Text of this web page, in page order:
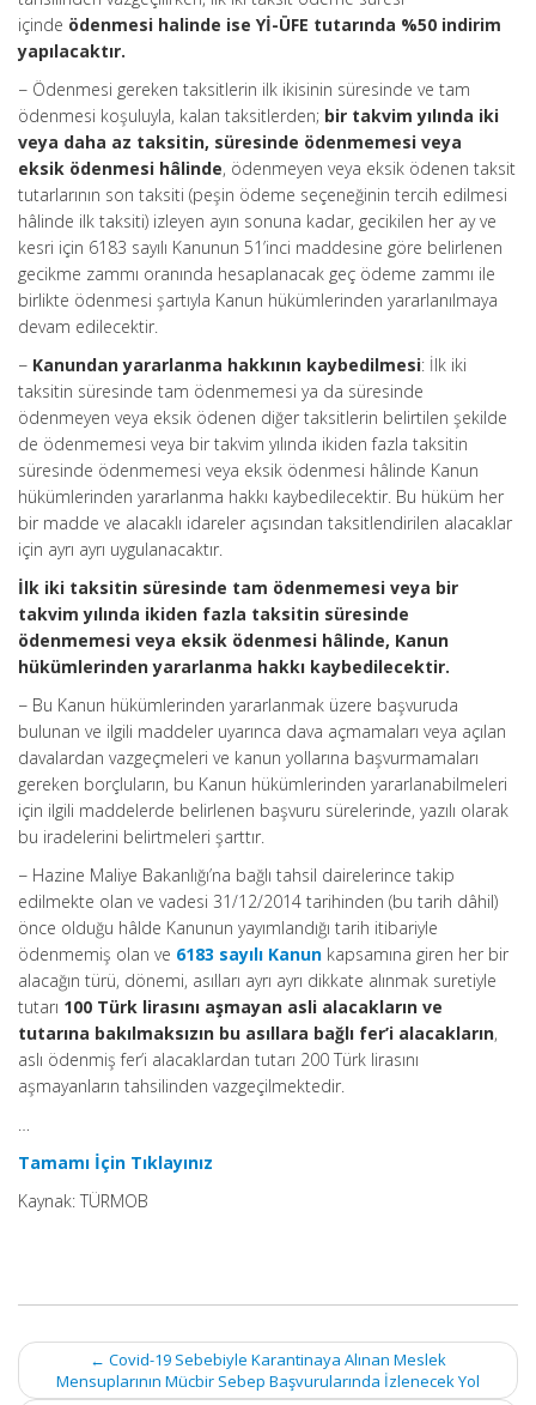
içinde ödenmesi halinde ise Yİ-ÜFE tutarında %50 indirim
yapılacaktır.
− Ödenmesi gereken taksitlerin ilk ikisinin süresinde ve tam
ödenmesi koşuluyla, kalan taksitlerden; bir takvim yılında iki
veya daha az taksitin, süresinde ödenmemesi veya
eksik ödenmesi hâlinde, ödenmeyen veya eksik ödenen taksit
tutarlarının son taksiti (peşin ödeme seçeneğinin tercih edilmesi
hâlinde ilk taksiti) izleyen ayın sonuna kadar, gecikilen her ay ve
kesri için 6183 sayılı Kanunun 51’inci maddesine göre belirlenen
gecikme zammı oranında hesaplanacak geç ödeme zammı ile
birlikte ödenmesi şartıyla Kanun hükümlerinden yararlanılmaya
devam edilecektir.
− Kanundan yararlanma hakkının kaybedilmesi: İlk iki
taksitin süresinde tam ödenmemesi ya da süresinde
ödenmeyen veya eksik ödenen diğer taksitlerin belirtilen şekilde
de ödenmemesi veya bir takvim yılında ikiden fazla taksitin
süresinde ödenmemesi veya eksik ödenmesi hâlinde Kanun
hükümlerinden yararlanma hakkı kaybedilecektir. Bu hüküm her
bir madde ve alacaklı idareler açısından taksitlendirilen alacaklar
için ayrı ayrı uygulanacaktır.
İlk iki taksitin süresinde tam ödenmemesi veya bir
takvim yılında ikiden fazla taksitin süresinde
ödenmemesi veya eksik ödenmesi hâlinde, Kanun
hükümlerinden yararlanma hakkı kaybedilecektir.
− Bu Kanun hükümlerinden yararlanmak üzere başvuruda
bulunan ve ilgili maddeler uyarınca dava açmamaları veya açılan
davalardan vazgeçmeleri ve kanun yollarına başvurmamaları
gereken borçluların, bu Kanun hükümlerinden yararlanabilmeleri
için ilgili maddelerde belirlenen başvuru sürelerinde, yazılı olarak
bu iradelerini belirtmeleri şarttır.
− Hazine Maliye Bakanlığı’na bağlı tahsil dairelerince takip
edilmekte olan ve vadesi 31/12/2014 tarihinden (bu tarih dâhil)
önce olduğu hâlde Kanunun yayımlandığı tarih itibariyle
ödenmemiş olan ve 6183 sayılı Kanun kapsamına giren her bir
alacağın türü, dönemi, asılları ayrı ayrı dikkate alınmak suretiyle
tutarı 100 Türk lirasını aşmayan asli alacakların ve
tutarına bakılmaksızın bu asıllara bağlı fer’i alacakların,
aslı ödenmiş fer’i alacaklardan tutarı 200 Türk lirasını
aşmayanların tahsilinden vazgeçilmektedir.
…
Tamamı İçin Tıklayınız
Kaynak: TÜRMOB
Post
navigation
← Covid-19 Sebebiyle Karantinaya Alınan Meslek
Mensuplarının Mücbir Sebep Başvurularında İzlenecek Yol